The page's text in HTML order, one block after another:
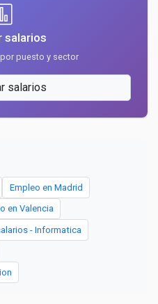
salarios
puesto y sector
salarios
Empleo en Madrid
en Valencia
- Informatica